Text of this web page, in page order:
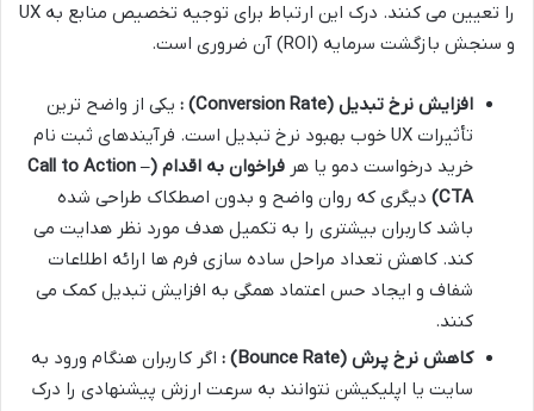
را تعیین می کنند. درک این ارتباط برای توجیه تخصیص منابع به UX
و سنجش بازگشت سرمایه (ROI) آن ضروری است.
افزایش نرخ تبدیل (Conversion Rate)
: یکی از واضح ترین
تأثیرات UX خوب بهبود نرخ تبدیل است. فرآیندهای ثبت نام
خرید درخواست دمو یا هر فراخوان به اقدام (Call to Action –
CTA) دیگری که روان واضح و بدون اصطکاک طراحی شده
باشد کاربران بیشتری را به تکمیل هدف مورد نظر هدایت می
کند. کاهش تعداد مراحل ساده سازی فرم ها ارائه اطلاعات
شفاف و ایجاد حس اعتماد همگی به افزایش تبدیل کمک می
کنند.
کاهش نرخ پرش (Bounce Rate)
: اگر کاربران هنگام ورود به
سایت یا اپلیکیشن نتوانند به سرعت ارزش پیشنهادی را درک